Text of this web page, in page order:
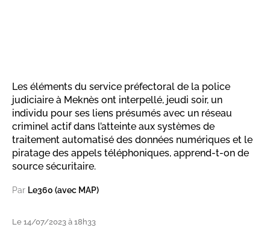
Les éléments du service préfectoral de la police
judiciaire à Meknès ont interpellé, jeudi soir, un
individu pour ses liens présumés avec un réseau
criminel actif dans l’atteinte aux systèmes de
traitement automatisé des données numériques et le
piratage des appels téléphoniques, apprend-t-on de
source sécuritaire.
Par Le360 (avec MAP)
Le 14/07/2023 à 18h33